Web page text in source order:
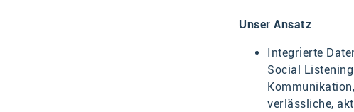
Unser Ansatz
Integrierte
Social
verlässliche,